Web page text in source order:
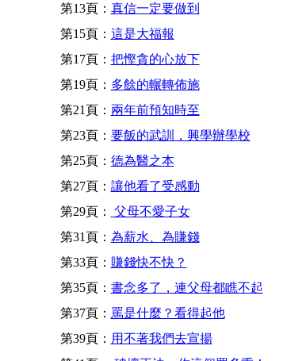
第13頁： 真信一定要做到
第15頁： 這是大福報
第17頁： 把慳貪的心放下
第19頁： 多餘的輾轉佈施
第21頁： 兩年前預知時至
第23頁： 要飯的武訓，興學辦學校
第25頁： 德為醫之本
第27頁： 讓他看了受感動
第29頁：
父母不愛子女
第31頁： 為薪水、為賺錢
第33頁： 賺錢快不快？
第35頁： 書念多了，連父母都瞧不起
第37頁： 罵是什麼？看得起他
第39頁： 用不著我們去宣揚